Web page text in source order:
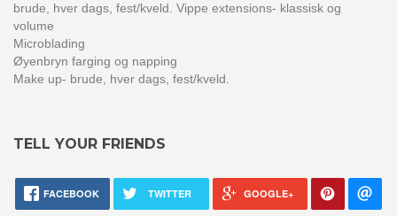
brude, hver dags, fest/kveld. Vippe extensions- klassisk og
volume
Microblading
Øyenbryn farging og napping
Make up- brude, hver dags, fest/kveld.
TELL YOUR FRIENDS
FACEBOOK TWITTER GOOGLE+